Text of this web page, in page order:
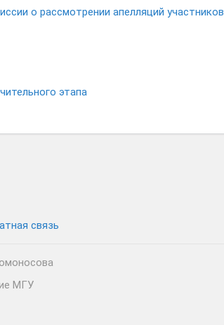
о рассмотрении апелляций участников
этапа
связь
МГУ